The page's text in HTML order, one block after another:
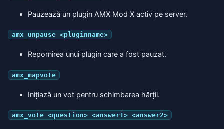
Pauzează un plugin AMX Mod X activ pe server.
amx_unpause <pluginname>
Repornirea unui plugin care a fost pauzat.
amx_mapvote
Inițiază un vot pentru schimbarea hărții.
amx_vote <question> <answer1> <answer2>